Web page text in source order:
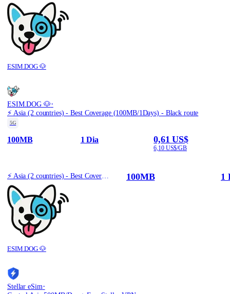
ESIM.DOG 🐶
ESIM.DOG 🐶·
⚡️ Asia (2 countries) - Best Coverage (100MB/1Days) - Black route
5G
100MB 1 Dia 0,61 US$
6,10 US$/GB
ESIM.DOG 🐶
100MB 1
Stellar eSim·